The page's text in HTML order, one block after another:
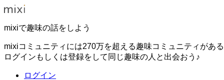
mixiで趣味の話をしよう
mixiコミュニティには270万を超える趣味コミュニティがある
ログインもしくは登録をして同じ趣味の人と出会おう♪
ログイン